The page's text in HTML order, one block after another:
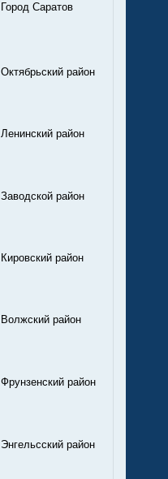
Город Саратов
Октябрьский район
Ленинский район
Заводской район
Кировский район
Волжский район
Фрунзенский район
Энгельсский район